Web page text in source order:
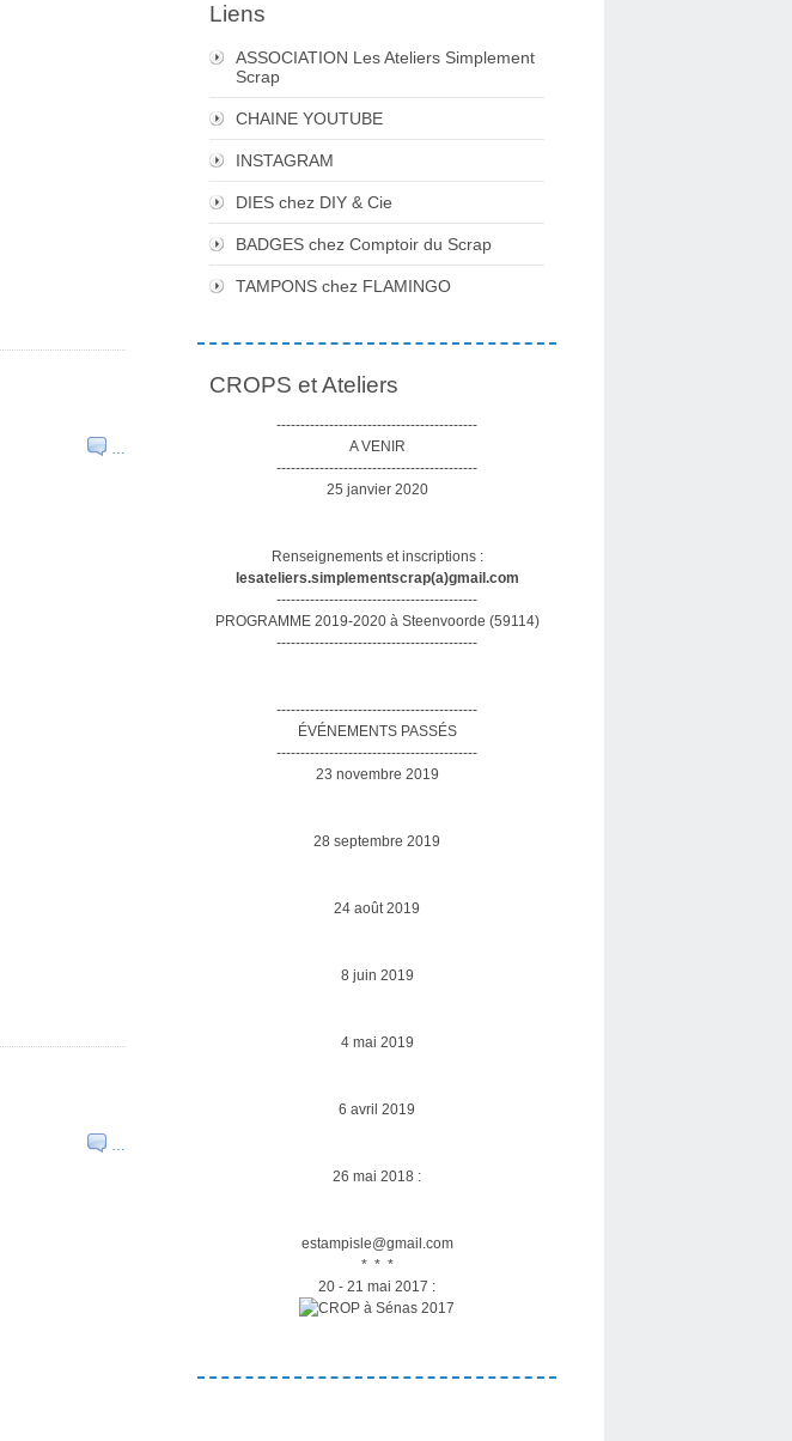
…
…
Liens
ASSOCIATION Les Ateliers Simplement
Scrap
CHAINE YOUTUBE
INSTAGRAM
DIES chez DIY & Cie
BADGES chez Comptoir du Scrap
TAMPONS chez FLAMINGO
CROPS et Ateliers
------------------------------------------
A VENIR
------------------------------------------
25 janvier 2020
Renseignements et inscriptions :
lesateliers.simplementscrap(a)gmail.com
------------------------------------------
PROGRAMME 2019-2020 à Steenvoorde (59114)
------------------------------------------
------------------------------------------
ÉVÉNEMENTS PASSÉS
------------------------------------------
23 novembre 2019
28 septembre 2019
24 août 2019
8 juin 2019
4 mai 2019
6 avril 2019
26 mai 2018 :
estampisle@gmail.com
* * *
20 - 21 mai 2017 :